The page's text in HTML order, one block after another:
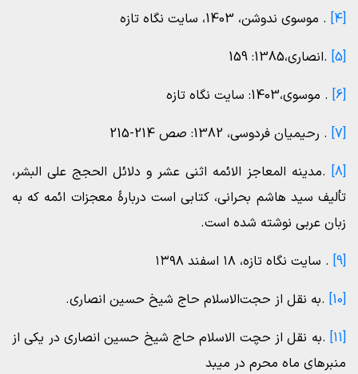
[4]
. موسوی ندوشن، 1403، سایت نگاه تازه
[5]
.انصاری،1385: 159
[6]
. موسوی،1403: سایت نگاه تازه
[7]
. رحیمیان فردوسی، 1382: صص 214-215
[8]
.مدینه المعاجز الائمه اثنی عشر و دلائل الحجج علی البشر،
تألیف سید هاشم بحرانی، کتابی است دربارۀ معجزات ائمه که به
زبان عربی نوشته شده است.
[9]
. سایت نگاه تازه، ۱۸ اسفند ۱۳۹۸
[10]
.به نقل از حجت‌الاسلام حاج شیخ حسین انصاری.
[11]
.به نقل از حچت الاسلام حاج شیخ حسین انصاری در یکی از
منبرهای ماه محرم در میبد